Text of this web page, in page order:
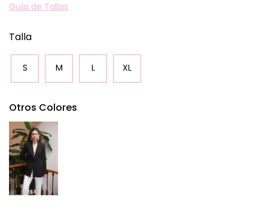
Guía de Tallas
Talla
S M L XL
Otros Colores